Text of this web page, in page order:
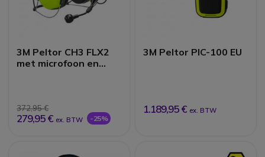
3M Peltor CH3 FLX2
met microfoon en
372,95 €
279,95 € ex. BTW -25%
3M Peltor PIC-100 EU
1.189,95 € ex. BTW